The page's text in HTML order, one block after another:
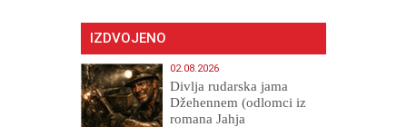
IZDVOJENO
02.08.2026
Divlja rudarska jama
Džehennem (odlomci iz
romana Jahja